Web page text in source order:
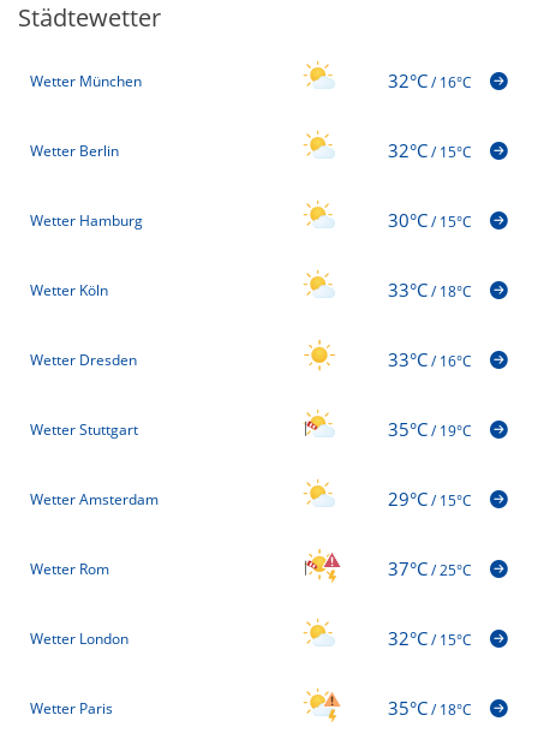
Städtewetter
Wetter München 32°C/16°C
Wetter Berlin 32°C/15°C
Wetter Hamburg 30°C/15°C
Wetter Köln 33°C/18°C
Wetter Dresden 33°C/16°C
Wetter Stuttgart 35°C/19°C
Wetter Amsterdam 29°C/15°C
Wetter Rom 37°C/25°C
Wetter London 32°C/15°C
Wetter Paris 35°C/18°C